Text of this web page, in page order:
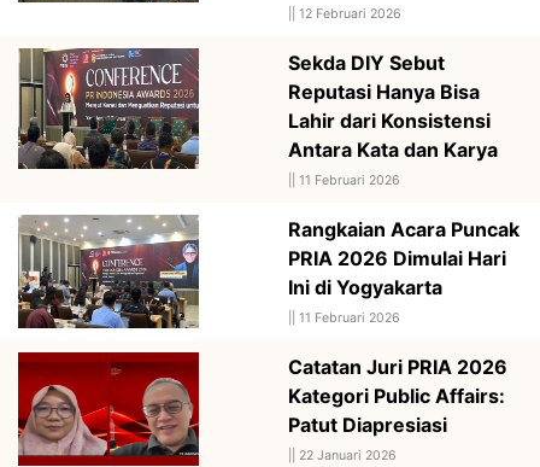
12 Februari 2026
Sekda DIY Sebut
Reputasi Hanya Bisa
Lahir dari Konsistensi
Antara Kata dan Karya
11 Februari 2026
Rangkaian Acara Puncak
PRIA 2026 Dimulai Hari
Ini di Yogyakarta
11 Februari 2026
Catatan Juri PRIA 2026
Kategori Public Affairs:
Patut Diapresiasi
22 Januari 2026